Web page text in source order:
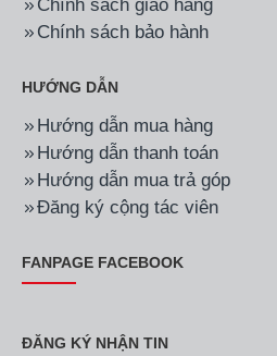
Chính sách giao hàng
Chính sách bảo hành
HƯỚNG DẪN
Hướng dẫn mua hàng
Hướng dẫn thanh toán
Hướng dẫn mua trả góp
Đăng ký cộng tác viên
FANPAGE FACEBOOK
ĐĂNG KÝ NHẬN TIN